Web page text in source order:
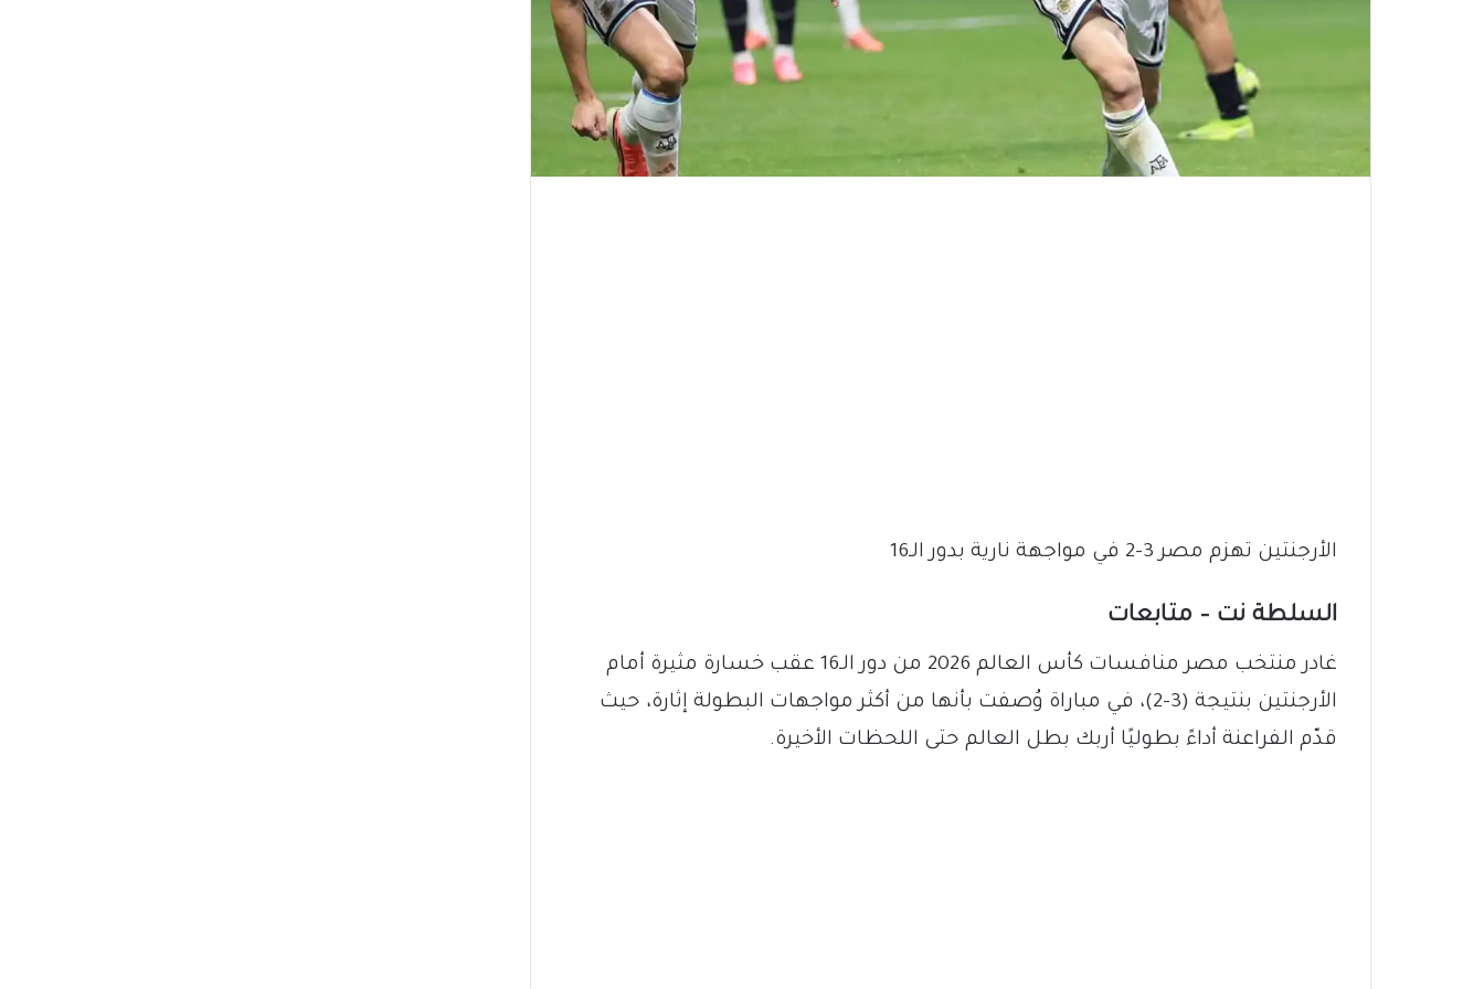
الأرجنتين تهزم مصر 3-2 في مواجهة نارية بدور الـ16
السلطة نت – متابعات
غادر منتخب مصر منافسات كأس العالم 2026 من دور الـ16 عقب خسارة مثيرة أمام
الأرجنتين بنتيجة (3-2)، في مباراة وُصفت بأنها من أكثر مواجهات البطولة إثارة، حيث
قدّم الفراعنة أداءً بطوليًا أربك بطل العالم حتى اللحظات الأخيرة.